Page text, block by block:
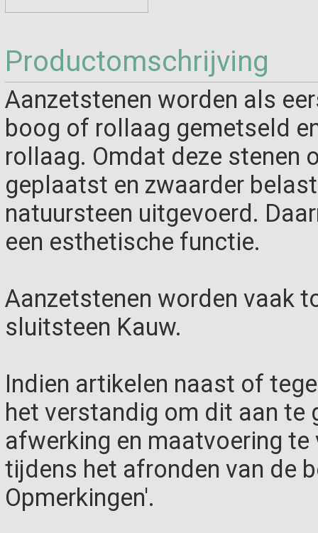
Productomschrijving
Aanzetstenen worden als
boog of rollaag gemetseld
rollaag. Omdat deze stenen
geplaatst en zwaarder
natuursteen uitgevoerd.
een esthetische functie.
Aanzetstenen worden vaak
sluitsteen Kauw.
Indien artikelen naast of
het verstandig om dit aan te
afwerking en maatvoering
tijdens het afronden van de
Opmerkingen'.